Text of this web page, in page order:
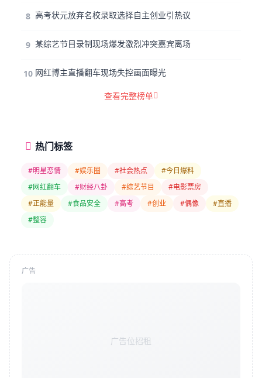
8 高考状元放弃名校录取选择自主创业引热议
9 某综艺节目录制现场爆发激烈冲突嘉宾离场
10 网红博主直播翻车现场失控画面曝光
查看完整榜单
热门标签
#明星恋情 #娱乐圈 #社会热点
#今日爆料
#网红翻车
#财经八卦 #综艺节目
#电影票房
#正能量
#食品安全 #高考 #创业 #偶像
#直播
#整容
广告
广告位招租